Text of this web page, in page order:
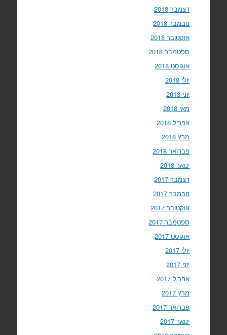
דצמבר 2018
נובמבר 2018
אוקטובר 2018
ספטמבר 2018
אוגוסט 2018
יולי 2018
יוני 2018
מאי 2018
אפריל 2018
מרץ 2018
פברואר 2018
ינואר 2018
דצמבר 2017
נובמבר 2017
אוקטובר 2017
ספטמבר 2017
אוגוסט 2017
יולי 2017
יוני 2017
אפריל 2017
מרץ 2017
פברואר 2017
ינואר 2017